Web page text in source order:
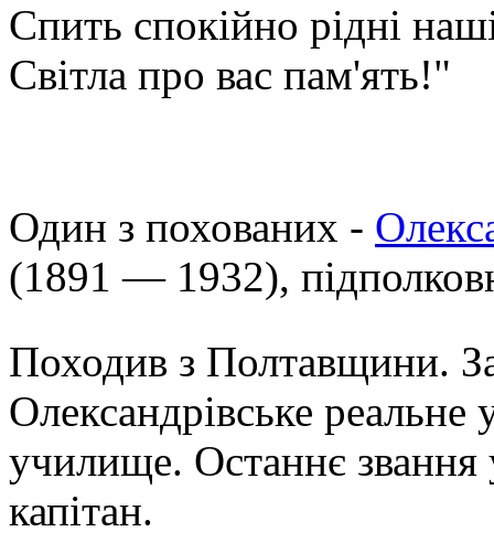
Спить спокійно рідні
Світла про вас пам'ять!"
Один з похованих -
(1891 — 1932),
Походив з Полтавщини.
Олександрівське реальне
училище. Останнє звання
капітан.